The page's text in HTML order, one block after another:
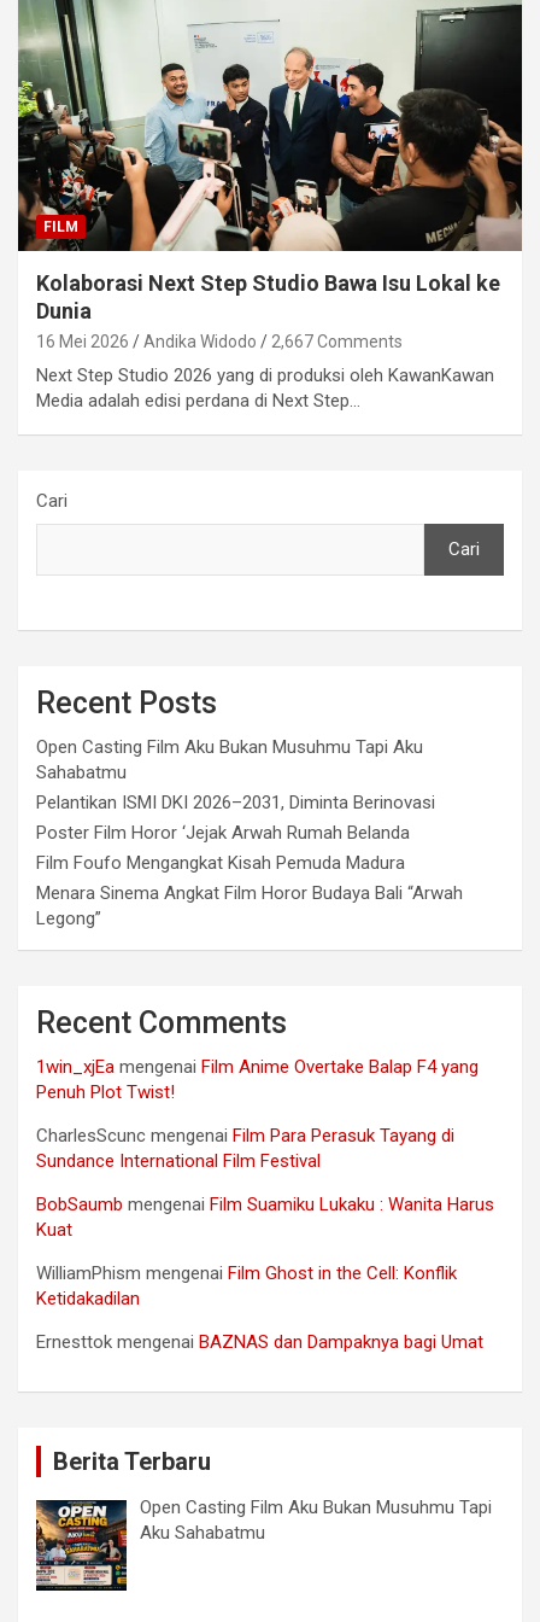
FILM
Kolaborasi Next Step Studio Bawa Isu Lokal ke
Dunia
16 Mei 2026 Andika Widodo 2,667 Comments
Next Step Studio 2026 yang di produksi oleh KawanKawan
Media adalah edisi perdana di Next Step…
Cari
Cari
Recent Posts
Open Casting Film Aku Bukan Musuhmu Tapi Aku
Sahabatmu
Pelantikan ISMI DKI 2026–2031, Diminta Berinovasi
Poster Film Horor ‘Jejak Arwah Rumah Belanda
Film Foufo Mengangkat Kisah Pemuda Madura
Menara Sinema Angkat Film Horor Budaya Bali “Arwah
Legong”
Recent Comments
1win_xjEa mengenai Film Anime Overtake Balap F4 yang
Penuh Plot Twist!
CharlesScunc mengenai Film Para Perasuk Tayang di
Sundance International Film Festival
BobSaumb mengenai Film Suamiku Lukaku : Wanita Harus
Kuat
WilliamPhism mengenai Film Ghost in the Cell: Konflik
Ketidakadilan
Ernesttok mengenai BAZNAS dan Dampaknya bagi Umat
Berita Terbaru
Open Casting Film Aku Bukan Musuhmu Tapi
Aku Sahabatmu